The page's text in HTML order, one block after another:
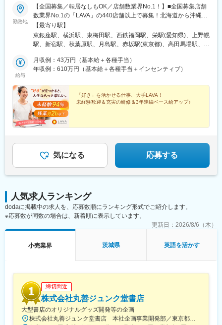
勤務地
【全国募集／転居なしもOK／店舗数業界No.1！】■全国募集店舗
数業界No.1の「LAVA」の440店舗以上で募集！北海道から沖縄ま
で、全国47都道府県に出店しています。◎勤務エリアは希望を考
慮し決定◎店舗のほとんどが駅から徒歩圏内！◎一部店舗は車通
勤OK＼海外研修のチャンスあり！／年に1回優秀店舗に選ばれる
年数が経過すると、海外で本格的なヨガも学べます◎＼“好き”がど
んどん広がる環境！／基礎から学べる研修で、楽しみながらスキ
挑戦可能！あなたの“やってみたい”が形にしやすい環境です。《嬉
しいPOINT★》■3年連続ベース給アップ！未経験でも月収43万円
可■選べる働き方充実！転居ありorなし選択可■住宅手当最大月5万
円（規定あり）■インセンティブ平均額93万円！■長期休暇も取得
OK！5連休取得率90％超■産育休取得率100%、復帰率92.5%■国
【最寄り駅】
東銀座駅、横浜駅、東梅田駅、西鉄福岡駅、栄駅(愛知県)、上野幌
駅、新宿駅、秋葉原駅、月島駅、赤坂駅(東京都)、高田馬場駅、市
駅、門前仲町駅、東陽町駅、住吉駅(東京都)、豊洲駅、大森駅(東
京都)、大崎広小路駅、目黒駅、戸越駅、大井町駅、青物横丁駅、
嶽山駅、大鳥居駅、京急蒲田駅、三軒茶屋駅、経堂駅、成城学園
前駅、桜新町駅、下北沢駅、千歳烏山駅、下高井戸駅、神泉駅、
笹塚駅、中野坂上駅、野方駅、浜田山駅、高円寺駅、荻窪駅、池
袋駅、巣鴨駅、大塚駅(東京都)、赤羽駅、王子駅、日暮里駅(舎人
ライナー)、町屋駅前駅、成増駅、ときわ台駅(東京都)、志村坂上
石神井駅、東武練馬駅、綾瀬駅、北千住駅、竹ノ塚駅、西新井
駅、新小岩駅、お花茶屋駅、亀有駅、京成金町駅、西葛西駅、瑞
江駅、八王子駅、南大沢駅、八王子みなみ野駅、立川北駅、立飛
駅、吉祥寺駅、三鷹駅、河辺駅、府中駅(東京都)、拝島駅、調布
駅、仙川駅、町田駅、古淵駅、武蔵小金井駅、東村山駅、国分寺
駅、田無駅、ひばりケ丘駅(東京都)、武蔵引田駅、たまプラーザ
駅、青葉台駅、綱島駅、関内駅、東戸塚駅、センター南駅、上大
岡駅、戸塚駅、京急鶴見駅、瀬谷駅、鶴ケ峰駅、南太田駅、新杉
田駅、鴨居駅、二俣川駅、東神奈川駅、みなとみらい駅、金沢文
庫駅、港南台駅、保土ケ谷駅、武蔵小杉駅、武蔵溝ノ口駅、新百
合ケ丘駅、向ケ丘遊園駅、元住吉駅、川崎駅、橋本駅(神奈川県)、
相模原駅、横須賀中央駅、平塚駅、大船駅、鎌倉駅、湘南台駅、
駅、小手指駅、加須駅、東松山駅、春日部駅、狭山市駅、上尾
駅、草加駅、越谷レイクタウン駅、南越谷駅、北越谷駅、蕨駅、
戸田公園駅、入間市駅、和光市駅、志木駅、桶川駅、久喜駅、み
ずほ台駅、幸手駅、吉川美南駅、上福岡駅、葭川公園駅、稲毛
駅、海浜幕張駅、蘇我駅、本八幡駅(総武線)、船橋駅、松戸駅、新
給与
月収例：43万円（基本給＋各種手当）
年収例：610万円（基本給＋各種手当＋インセンティブ）
「好き」を活かせる仕事、大手LAVA！
未経験歓迎＆充実の研修＆3年連続ベース給アップ♪
気になる 応募する
人気求人ランキング
dodaに掲載中の求人を、応募数順にランキング形式でご紹介します。
※応募数が同数の場合は、新着順に表示しています。
更新日： 2026/8/6（木）
小売業界 茨城県 英語を活かす
締切間近
株式会社丸善ジュンク堂書店
大型書店のオリジナルグッズ開発等の企画